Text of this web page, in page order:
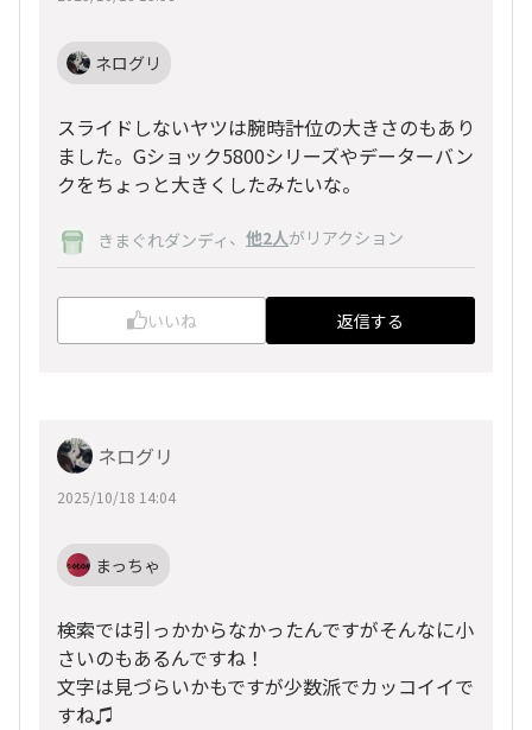
ネログリ
スライドしないヤツは腕時計位の大きさのもあり
ました。Gショック5800シリーズやデーターバン
クをちょっと大きくしたみたいな。
きまぐれダンディ 、 他2人がリアクション
いいね 返信する
ネログリ
2025/10/18 14:04
まっちゃ
検索では引っかからなかったんですがそんなに小
さいのもあるんですね！
文字は見づらいかもですが少数派でカッコイイで
すね♫